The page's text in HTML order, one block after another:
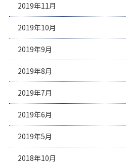
2019年11月
2019年10月
2019年9月
2019年8月
2019年7月
2019年6月
2019年5月
2018年10月